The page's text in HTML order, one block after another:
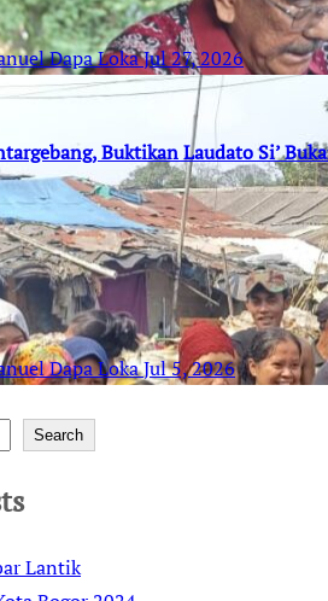
Dapa LokaJul 27, 2026
Buktikan Laudato Si’
Dapa LokaJul 5, 2026
Search
Lantik